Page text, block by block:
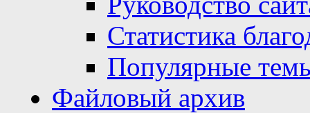
Статистика
Популярные
Файловый архив